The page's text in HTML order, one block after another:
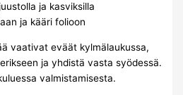
ja kasviksilla
ja kääri folioon
vaativat eväät kylmälaukussa,
ja yhdistä vasta syödessä.
valmistamisesta.